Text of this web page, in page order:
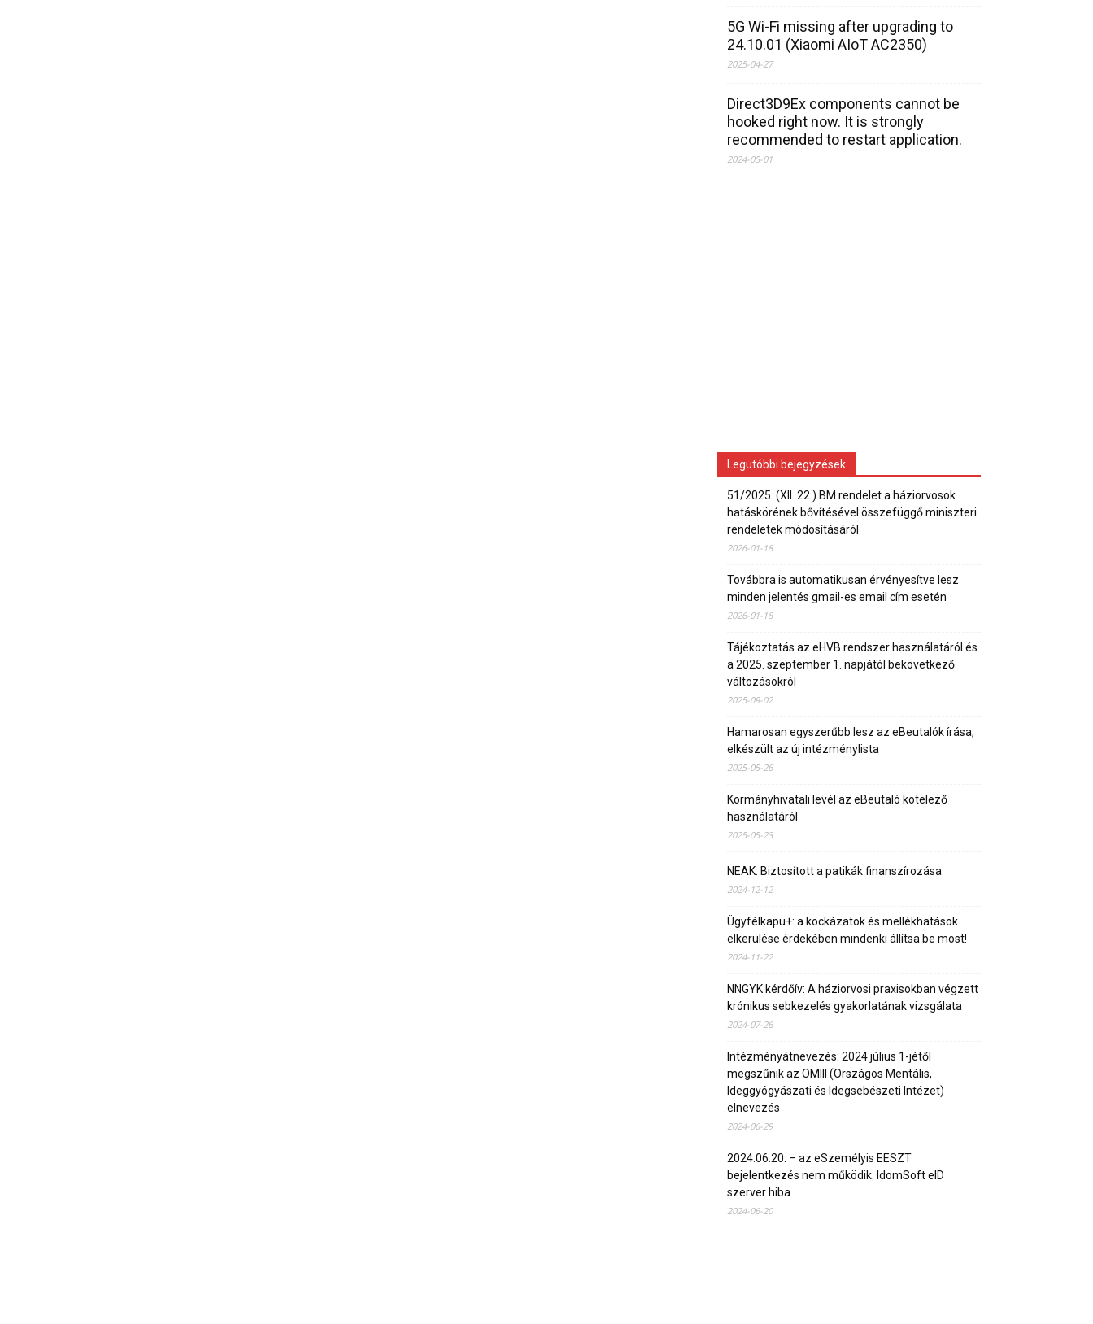
5G Wi-Fi missing after upgrading to
24.10.01 (Xiaomi AIoT AC2350)
2025-04-27
Direct3D9Ex components cannot be
hooked right now. It is strongly
recommended to restart application.
2024-05-01
Legutóbbi bejegyzések
51/2025. (XII. 22.) BM rendelet a háziorvosok
hatáskörének bővítésével összefüggő miniszteri
rendeletek módosításáról
2026-01-18
Továbbra is automatikusan érvényesítve lesz
minden jelentés gmail-es email cím esetén
2026-01-18
Tájékoztatás az eHVB rendszer használatáról és
a 2025. szeptember 1. napjától bekövetkező
változásokról
2025-09-02
Hamarosan egyszerűbb lesz az eBeutalók írása,
elkészült az új intézménylista
2025-05-26
Kormányhivatali levél az eBeutaló kötelező
használatáról
2025-05-23
NEAK: Biztosított a patikák finanszírozása
2024-12-12
Ügyfélkapu+: a kockázatok és mellékhatások
elkerülése érdekében mindenki állítsa be most!
2024-11-22
NNGYK kérdőív: A háziorvosi praxisokban végzett
krónikus sebkezelés gyakorlatának vizsgálata
2024-07-26
Intézményátnevezés: 2024 július 1-jétől
megszűnik az OMIII (Országos Mentális,
Ideggyógyászati és Idegsebészeti Intézet)
elnevezés
2024-06-29
2024.06.20. – az eSzemélyis EESZT
bejelentkezés nem működik. IdomSoft eID
szerver hiba
2024-06-20